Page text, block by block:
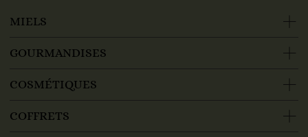
MIELS
GOURMANDISES
COSMÉTIQUES
COFFRETS